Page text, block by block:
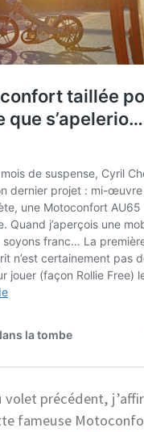
volet précédent,
fameuse